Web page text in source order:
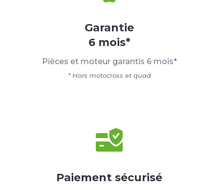
Garantie
6 mois*
Pièces et moteur garantis 6 mois*
* Hors motocross et quad
Paiement sécurisé